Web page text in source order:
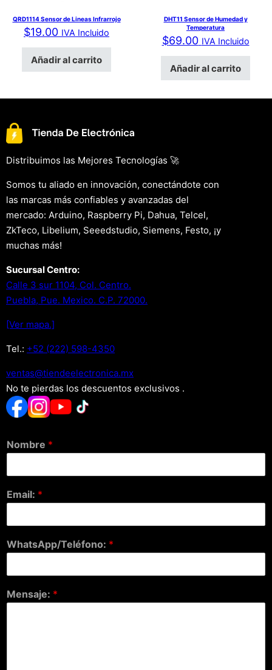
QRD1114 Sensor de Lineas Infrarrojo
$19.00 IVA Incluido
Añadir al carrito
DHT11 Sensor de Humedad y
Temperatura
$69.00 IVA Incluido
Añadir al carrito
Distribuimos las Mejores Tecnologías 🚀
Somos tu aliado en innovación, conectándote con
las marcas más confiables y avanzadas del
mercado: Arduino, Raspberry Pi, Dahua, Telcel,
ZkTeco, Libelium, Seeedstudio, Siemens, Festo, ¡y
muchas más!
Sucursal Centro:
Calle 3 sur 1104, Col. Centro.
Puebla, Pue. Mexico. C.P. 72000.
[Ver mapa.]
Tel.: +52 (222) 598-4350
xm.acinortceleedneit@satnev
No te pierdas los descuentos exclusivos .
Nombre *
Email: *
WhatsApp/Teléfono: *
Mensaje: *